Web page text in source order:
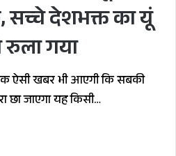
सच्चे देशभक्त का यूं
गया
ऐसी खबर भी आएगी कि सबकी
जाएगा यह किसी…